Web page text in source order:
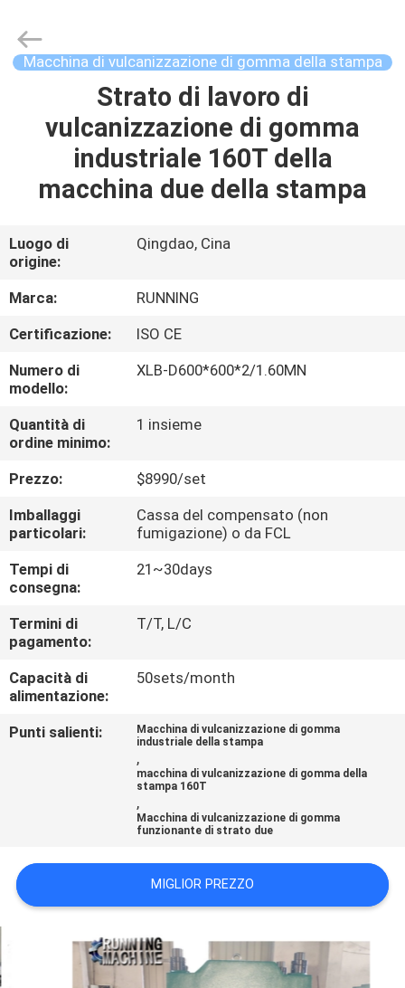
PRODOTTI
NOI
GIRO
DELLA
FABBRICA
CONTROLLO
DI
QUALITÀ
CONTATTICI
NOTIZIE
CASI
DEL
POLICY
Running
Machine
CO.,LTD.Macchina di vulcanizzazione di gomma della stampa
Strato di lavoro di
vulcanizzazione di gomma
industriale 160T della
macchina due della stampa
Luogo di
origine:
Qingdao, Cina
Marca:
RUNNING
Certificazione:
ISO CE
Numero di
modello:
XLB-D600*600*2/1.60MN
Quantità di
ordine minimo:
1 insieme
Prezzo:
$8990/set
Imballaggi
particolari:
Cassa del compensato (non
fumigazione) o da FCL
Tempi di
consegna:
21~30days
Termini di
pagamento:
T/T, L/C
Capacità di
alimentazione:
50sets/month
Punti salienti:
Macchina di vulcanizzazione di gomma
industriale della stampa
,
macchina di vulcanizzazione di gomma della
stampa 160T
,
Macchina di vulcanizzazione di gomma
funzionante di strato due
MIGLIOR PREZZO